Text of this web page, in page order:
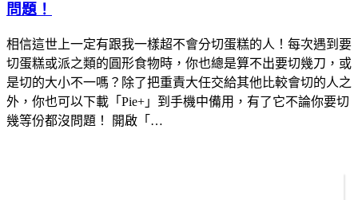
問題！
相信這世上一定有跟我一樣超不會分切蛋糕的人！每次遇到要
切蛋糕或派之類的圓形食物時，你也總是算不出要切幾刀，或
是切的大小不一嗎？除了把重責大任交給其他比較會切的人之
外，你也可以下載「Pie+」到手機中備用，有了它不論你要切
幾等份都沒問題！ 開啟「…